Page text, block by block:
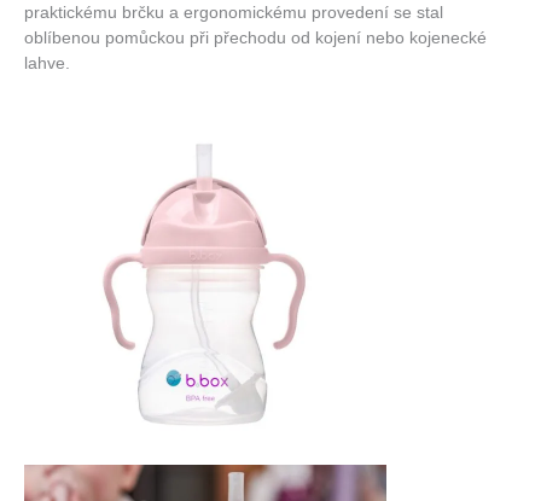
praktickému brčku a ergonomickému provedení se stal
oblíbenou pomůckou při přechodu od kojení nebo kojenecké
lahve.